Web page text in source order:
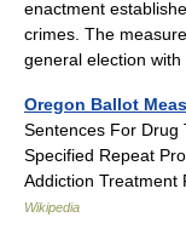
enactment
crimes. The
general election
Oregon Ballot
Sentences For Drug
Specified Repeat
Addiction
Wikipedia